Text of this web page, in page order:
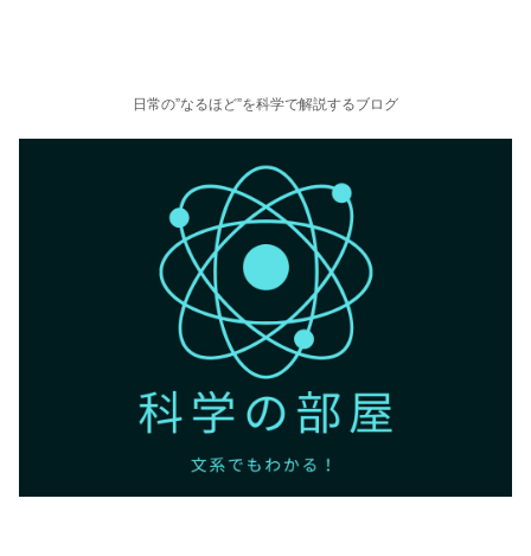
日常の”なるほど”を科学で解説するブログ